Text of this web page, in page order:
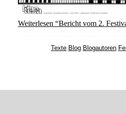
Weiterlesen “Bericht vom 2.
Texte, Blog, Blogautoren,